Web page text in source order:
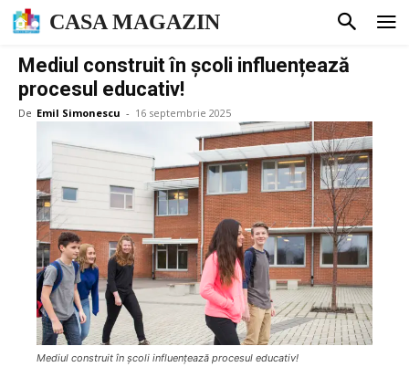
CASA MAGAZIN
Mediul construit în școli influențează
procesul educativ!
De Emil Simonescu - 16 septembrie 2025
Mediul construit în școli influențează procesul educativ!